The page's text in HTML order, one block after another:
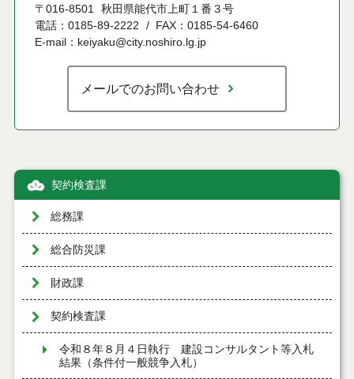
〒016-8501 秋田県能代市上町１番３号
電話：0185-89-2222
FAX：0185-54-6460
E-mail：keiyaku@city.noshiro.lg.jp
メールでのお問い合わせ
契約検査課
総務課
総合防災課
財政課
契約検査課
令和８年８月４日執行 建設コンサルタント等入札
結果（条件付一般競争入札）